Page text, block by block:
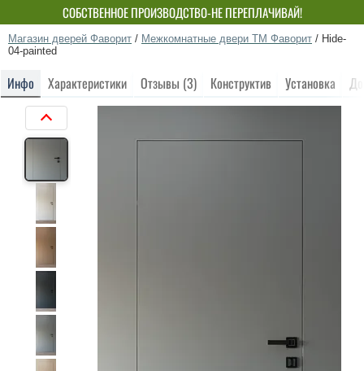
СОБСТВЕННОЕ ПРОИЗВОДСТВО-НЕ ПЕРЕПЛАЧИВАЙ!
Магазин дверей Фаворит / Межкомнатные двери ТМ Фаворит / Hide-
04-painted
Инфо Характеристики Отзывы (3) Конструктив Установка